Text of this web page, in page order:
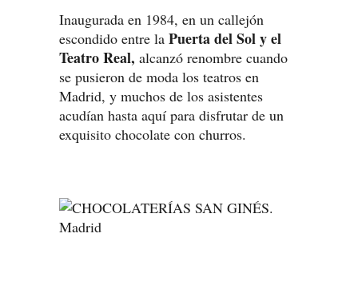
Inaugurada en 1984, en un callejón
escondido entre la Puerta del Sol y el
Teatro Real, alcanzó renombre cuando
se pusieron de moda los teatros en
Madrid, y muchos de los asistentes
acudían hasta aquí para disfrutar de un
exquisito chocolate con churros.